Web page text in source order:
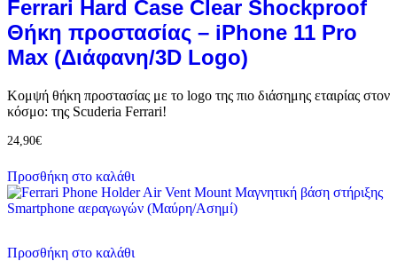
Ferrari Hard Case Clear Shockproof
Θήκη προστασίας – iPhone 11 Pro
Max (Διάφανη/3D Logo)
Κομψή θήκη προστασίας με το logo της πιο διάσημης εταιρίας στον
κόσμο: της Scuderia Ferrari!
24,90€
Προσθήκη στο καλάθι
Προσθήκη στο καλάθι